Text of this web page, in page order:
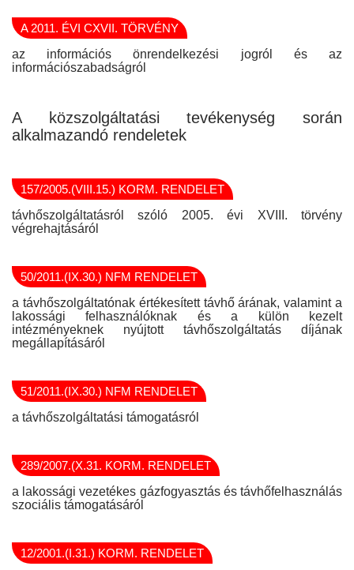
A 2011. ÉVI CXVII. TÖRVÉNY
az információs önrendelkezési jogról és az
információszabadságról
A közszolgáltatási tevékenység során
alkalmazandó rendeletek
157/2005.(VIII.15.) KORM. RENDELET
távhőszolgáltatásról szóló 2005. évi XVIII. törvény
végrehajtásáról
50/2011.(IX.30.) NFM RENDELET
a távhőszolgáltatónak értékesített távhő árának, valamint a
lakossági felhasználóknak és a külön kezelt
intézményeknek nyújtott távhőszolgáltatás díjának
megállapításáról
51/2011.(IX.30.) NFM RENDELET
a távhőszolgáltatási támogatásról
289/2007.(X.31. KORM. RENDELET
a lakossági vezetékes gázfogyasztás és távhőfelhasználás
szociális támogatásáról
12/2001.(I.31.) KORM. RENDELET